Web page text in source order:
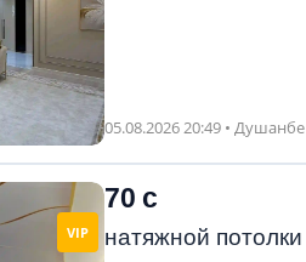
05.08.2026 20:49 • Душанбе
VIP
70 с
натяжной потолки